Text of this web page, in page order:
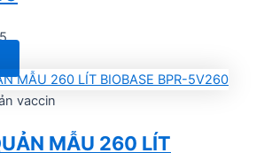
vaccin
MẪU 260 LÍT